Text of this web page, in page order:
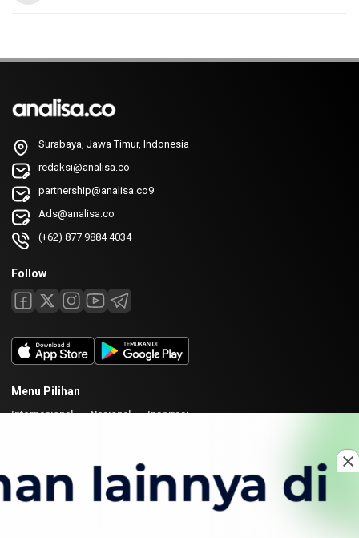
Surabaya, Jawa Timur, Indonesia
redaksi@analisa.co
partnership@analisa.co9
Ads@analisa.co
(+62) 877 9884 4034
Follow
Menu Pilihan
Internasional Nasional Inspirasi
Redaksi Kirim Karya
Copyright © 2026 Analisa. All rights reserved.